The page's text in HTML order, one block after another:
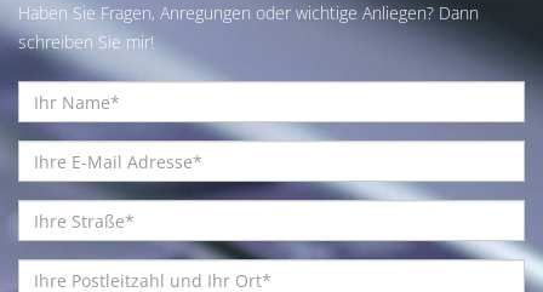
Haben Sie Fragen, Anregungen oder wichtige Anliegen? Dann
schreiben Sie mir!